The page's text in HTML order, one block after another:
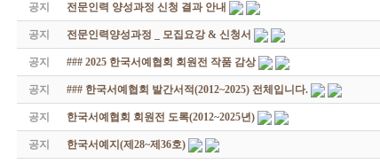
공지 전문인력 양성과정 신청 결과 안내
공지 전문인력양성과정 _ 모집요강 & 신청서
공지 ### 2025 한국서예협회 회원전 작품 감상
공지 ### 한국서예협회 발간서적(2012~2025) 전체입니다.
공지 한국서예협회 회원전 도록(2012~2025년)
공지 한국서예지(제28~제36호)